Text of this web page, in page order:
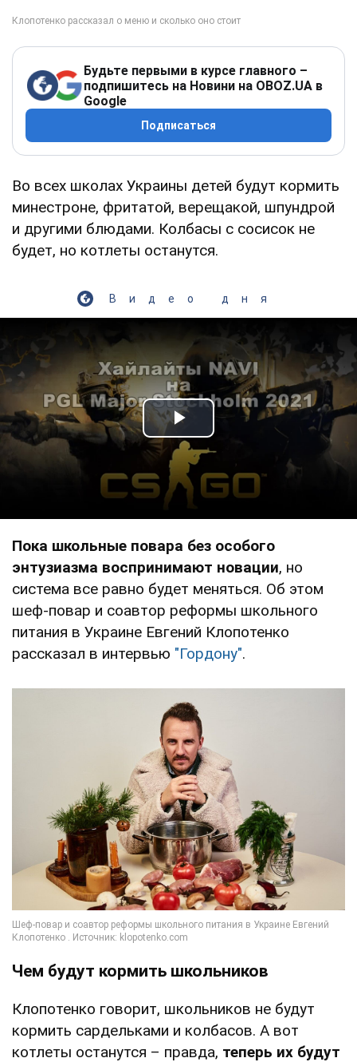
Будьте первыми в курсе главного –
подпишитесь на Новини на OBOZ.UA в
Google
Подписаться
Во всех школах Украины детей будут кормить
минестроне, фритатой, верещакой, шпундрой
и другими блюдами. Колбасы с сосисок не
будет, но котлеты останутся.
Видео дня
Play Video
Пока школьные повара без особого
энтузиазма воспринимают новации, но
система все равно будет меняться. Об этом
шеф-повар и соавтор реформы школьного
питания в Украине Евгений Клопотенко
рассказал в интервью "Гордону".
Чем будут кормить школьников
Клопотенко говорит, школьников не будут
кормить сардельками и колбасов. А вот
котлеты останутся – правда, теперь их будут